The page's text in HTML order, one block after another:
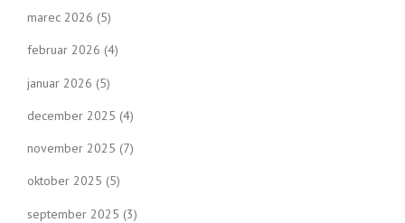
marec 2026 (5)
februar 2026 (4)
januar 2026 (5)
december 2025 (4)
november 2025 (7)
oktober 2025 (5)
september 2025 (3)